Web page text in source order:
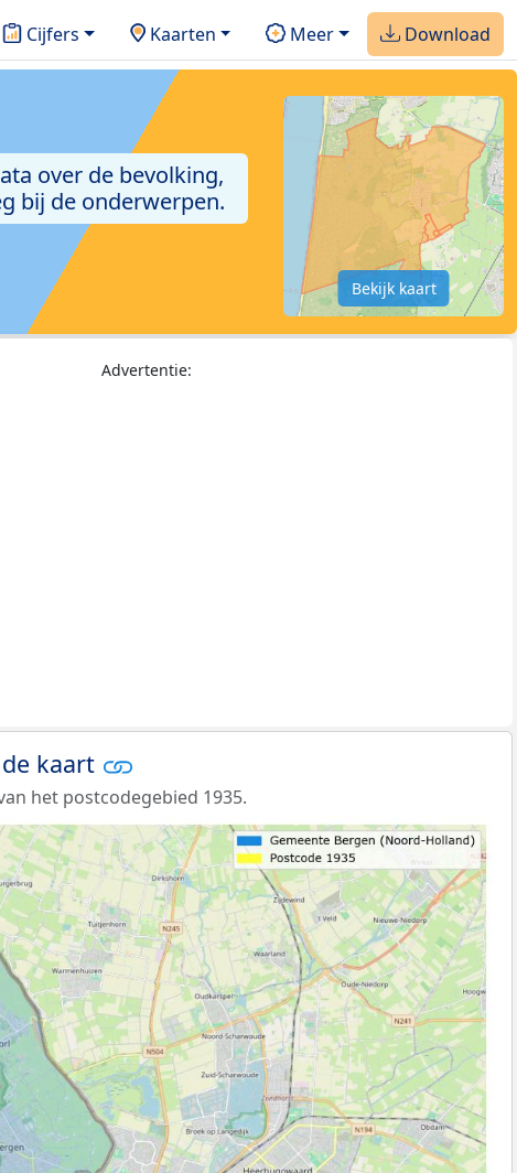
Cijfers Kaarten Meer Download
over de bevolking,
bij de onderwerpen.
Bekijk kaart
Advertentie:
kaart
het postcodegebied 1935.